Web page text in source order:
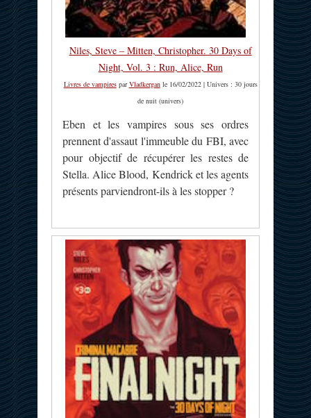
Niles, Steve – Mitten, Christopher. 30 Days of
Night, Vol. 3 : Run, Alice, Run
Livres de vampiresparVladkerganle 16/02/2022 | Univers : 30 jours
de nuit (univers)
Eben et les vampires sous ses ordres
prennent d'assaut l'immeuble du FBI, avec
pour objectif de récupérer les restes de
Stella. Alice Blood, Kendrick et les agents
présents parviendront-ils à les stopper ?